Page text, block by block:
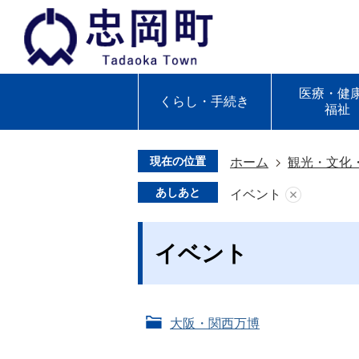
くらし・手続き
医療・健
福祉
現在の位置 ホーム 観光・文化
あしあと イベント
イベント
大阪・関西万博